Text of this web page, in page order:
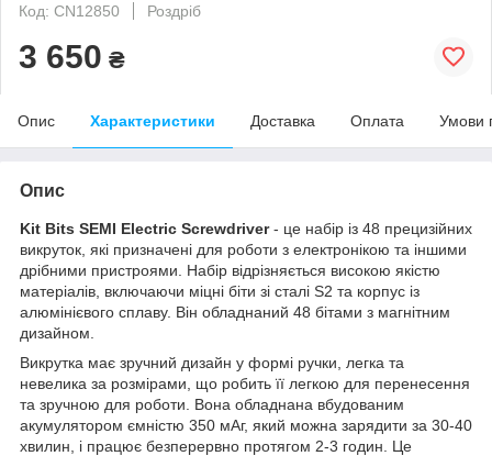
Код: CN12850
Роздріб
3 650 ₴
Опис Характеристики Доставка Оплата Умови
Опис
Kit Bits SEMI Electric Screwdriver- це набір із 48 прецизійних
викруток, які призначені для роботи з електронікою та іншими
дрібними пристроями. Набір відрізняється високою якістю
матеріалів, включаючи міцні біти зі сталі S2 та корпус із
алюмінієвого сплаву. Він обладнаний 48 бітами з магнітним
дизайном.
Викрутка має зручний дизайн у формі ручки, легка та
невелика за розмірами, що робить її легкою для перенесення
та зручною для роботи. Вона обладнана вбудованим
акумулятором ємністю 350 мАг, який можна зарядити за 30-40
хвилин, і працює безперервно протягом 2-3 годин. Це